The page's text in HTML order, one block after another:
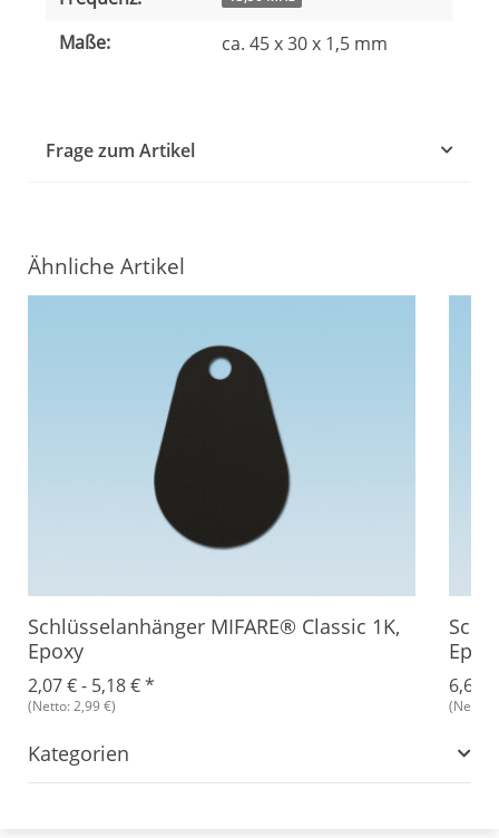
Maße: ca. 45 x 30 x 1,5 mm
Frage zum Artikel
Ähnliche Artikel
Schlüsselanhänger MIFARE® Classic 1K,
Epoxy
2,07 € - 5,18 €*
(Netto: 2,99 €)
6,66
(Netto:
Kategorien